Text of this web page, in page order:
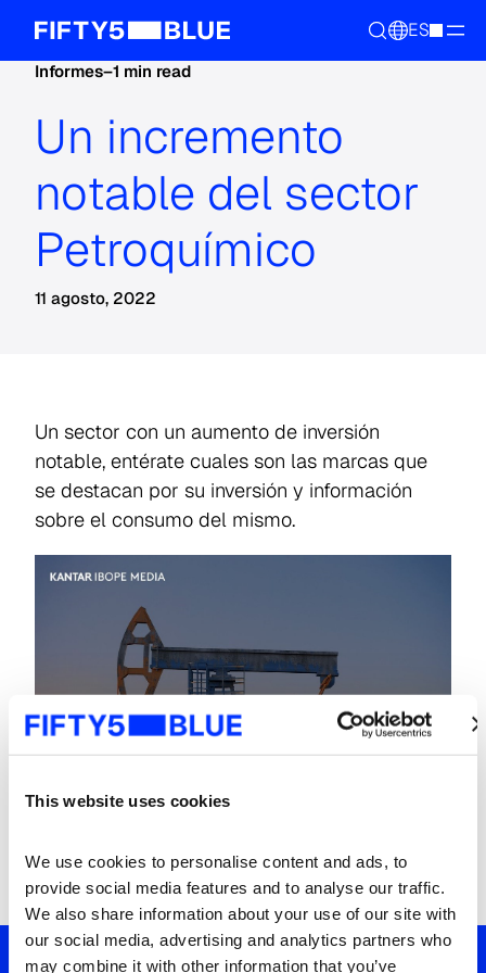
This website uses cookies
We use cookies to personalise content and ads, to
provide social media features and to analyse our traffic.
We also share information about your use of our site with
our social media, advertising and analytics partners who
may combine it with other information that you’ve
ES
Informes–1 min read
Un incremento
notable del sector
Petroquímico
11 agosto, 2022
Un sector con un aumento de inversión
notable, entérate cuales son las marcas que
se destacan por su inversión y información
sobre el consumo del mismo.